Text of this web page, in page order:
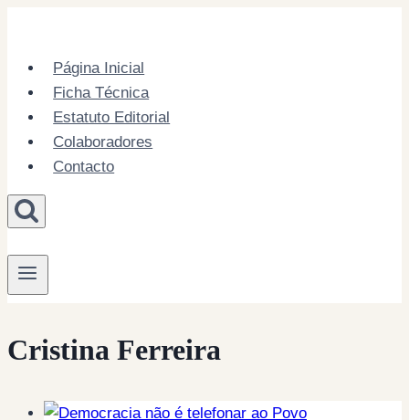
contentPágina Inicial
Ficha Técnica
Estatuto Editorial
Colaboradores
Contacto
Cristina Ferreira